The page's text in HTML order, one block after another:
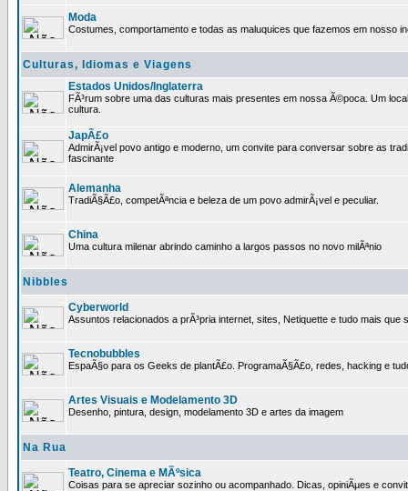
Moda
Costumes, comportamento e todas as maluquices que fazemos em nosso
Culturas, Idiomas e Viagens
Estados Unidos/Inglaterra
FÃ³rum sobre uma das culturas mais presentes em nossa Ã©poca. Um
cultura.
JapÃ£o
AdmirÃ¡vel povo antigo e moderno, um convite para conversar sobre as
fascinante
Alemanha
TradiÃ§Ã£o, competÃªncia e beleza de um povo admirÃ¡vel e peculiar.
China
Uma cultura milenar abrindo caminho a largos passos no novo milÃªnio
Nibbles
Cyberworld
Assuntos relacionados a prÃ³pria internet, sites, Netiquette e tudo mais que
Tecnobubbles
EspaÃ§o para os Geeks de plantÃ£o. ProgramaÃ§Ã£o, redes, hacking e
Artes Visuais e Modelamento 3D
Desenho, pintura, design, modelamento 3D e artes da imagem
Na Rua
Teatro, Cinema e MÃºsica
Coisas para se apreciar sozinho ou acompanhado. Dicas, opiniÃµes e